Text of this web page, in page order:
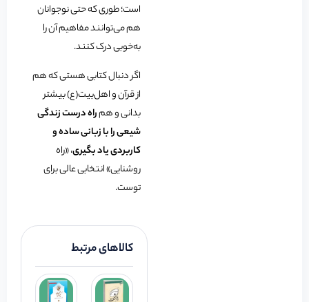
است؛ طوری که حتی نوجوانان
هم می‌توانند مفاهیم آن را
به‌خوبی درک کنند.
اگر دنبال کتابی هستی که هم
از قرآن و اهل‌بیت(ع) بیشتر
بدانی و همراه درست زندگی
شیعی را با زبانی ساده و
کاربردی یاد بگیری، «راه
روشنایی» انتخابی عالی برای
توست.
کالاهای مرتبط